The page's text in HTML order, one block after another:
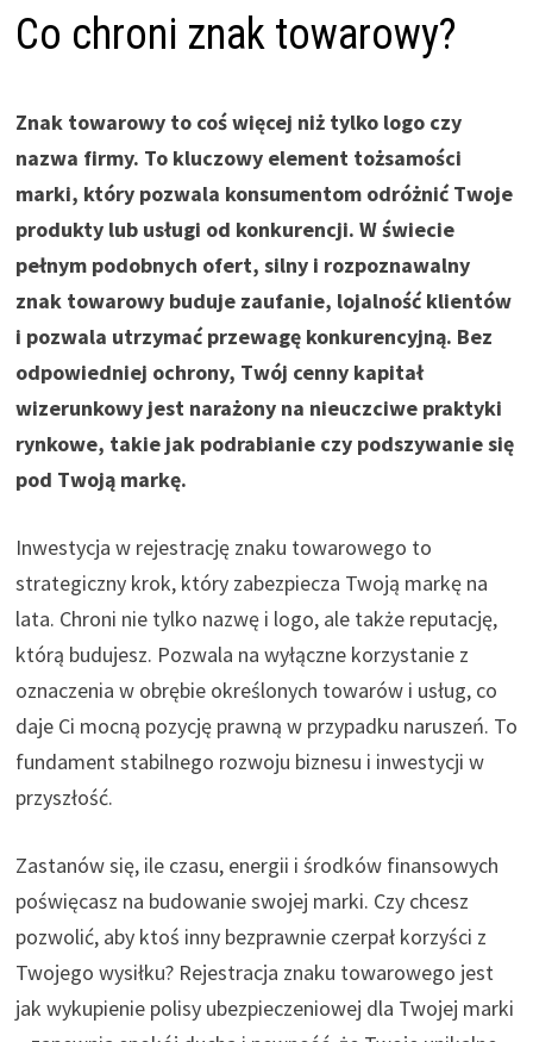
Co chroni znak towarowy?
Znak towarowy to coś więcej niż tylko logo czy
nazwa firmy. To kluczowy element tożsamości
marki, który pozwala konsumentom odróżnić Twoje
produkty lub usługi od konkurencji. W świecie
pełnym podobnych ofert, silny i rozpoznawalny
znak towarowy buduje zaufanie, lojalność klientów
i pozwala utrzymać przewagę konkurencyjną. Bez
odpowiedniej ochrony, Twój cenny kapitał
wizerunkowy jest narażony na nieuczciwe praktyki
rynkowe, takie jak podrabianie czy podszywanie się
pod Twoją markę.
Inwestycja w rejestrację znaku towarowego to
strategiczny krok, który zabezpiecza Twoją markę na
lata. Chroni nie tylko nazwę i logo, ale także reputację,
którą budujesz. Pozwala na wyłączne korzystanie z
oznaczenia w obrębie określonych towarów i usług, co
daje Ci mocną pozycję prawną w przypadku naruszeń. To
fundament stabilnego rozwoju biznesu i inwestycji w
przyszłość.
Zastanów się, ile czasu, energii i środków finansowych
poświęcasz na budowanie swojej marki. Czy chcesz
pozwolić, aby ktoś inny bezprawnie czerpał korzyści z
Twojego wysiłku? Rejestracja znaku towarowego jest
jak wykupienie polisy ubezpieczeniowej dla Twojej marki